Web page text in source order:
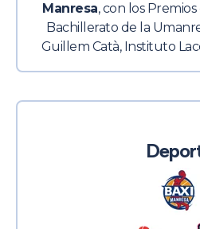
Manresa, con los
Bachillerato de la
Guillem Catà, Instituto